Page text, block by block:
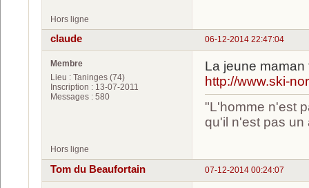
Hors ligne
06-12-2014 22:47:04
claude
Membre
Lieu : Taninges (74)
Inscription : 13-07-2011
Messages : 580
La jeune
http://www.ski-
"L'homme n'est
qu'il n'est pas
Hors ligne
07-12-2014 00:24:07
Tom du Beaufortain